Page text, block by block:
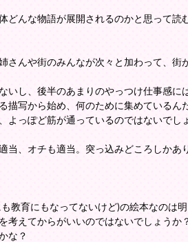
んな物語が展開されるのかと思って読
さんや街のみんなが次々と加わって、
し、後半のあまりのやっつけ仕事感に
描写から始め、何のために集めているん
っぽど筋が通っているのではないでし
、オチも適当。突っ込みどころしかあ
教育にもなってないけど)の絵本なのは明
考えてからがいいのではないでしょうか
な？